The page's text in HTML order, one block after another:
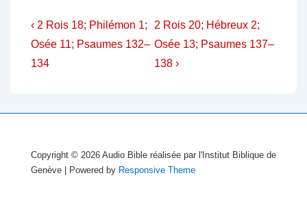
Navigation
de
l’article
Previous
Post
is
‹ 2 Rois 18; Philémon 1;
Osée 11; Psaumes 132–
134
Next
Post
is
2 Rois 20; Hébreux 2;
Osée 13; Psaumes 137–
138 ›
Copyright © 2026 Audio Bible réalisée par l'Institut Biblique de
Genève
| Powered by Responsive Theme